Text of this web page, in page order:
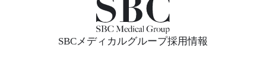
SBCメディカルグループ採用情報